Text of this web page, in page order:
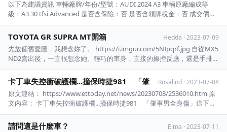
以下為建議資訊 車輛廠牌/年份/型號：AUDI 2024 A3 車輛原廠編成等
級：A3 30 tfsi Advanced 是否含保險：否 是否含領牌稅金：否 成交價格
(總價)：153 + 14.2 - 5.3 = 161.9 空車價格：153，折價2%（選配也折）再
扣2萬 下訂日期範圍：2023 ...
TOYOTA GR SUPRA MT開箱 Hedda · 2023-07-09
先放個舊愛圖，我想念妳了。 https://i.imgur.com/5NIpqrf.jpg 自從MX5
ND2賣出後，一直很想念她。輕巧的車身，直接的操控反應，還是手排，
還能開 篷！唯一的缺點就是動力稍嫌不足。常常在彎中咬住的前車，出
彎後就消失在視野中。雖 然MX5的設計，馬力本就不是追求的重點。但
還是會想 ...
卡丁車失控衝破護欄...撞保時捷981 「肇 Rosalind · 2023-07-08
原文連結： https://www.ettoday.net/news/20230708/2536010.htm 原
文內容： 卡丁車失控衝破護欄...撞保時捷981 「肇事男全身傷」這下賠
慘了 記者沈繼昌／桃園報導 香港籍羅姓男子昨（7）日下午與友人在桃園
區賽車場玩卡丁車，不料失控飛出場外撞上 一輛紅色保 ...
請問這是什麼車？ Elma · 2023-07-11